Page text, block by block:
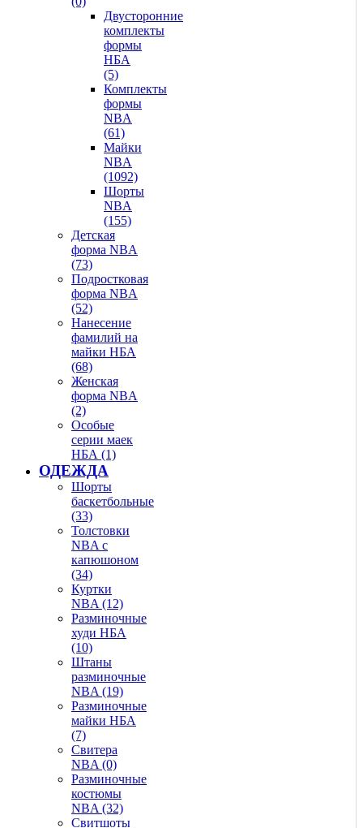
Двусторонние
комплекты
формы
НБА
(5)
Комплекты
формы
NBA
(61)
Майки
NBA
(1092)
Шорты
NBA
(155)
Детская
форма NBA
(73)
Подростковая
форма NBA
(52)
Нанесение
фамилий на
майки НБА
(68)
Женская
форма NBA
(2)
Особые
серии маек
НБА (1)
ОДЕЖДА
Шорты
баскетбольные
(33)
Толстовки
NBA с
капюшоном
(34)
Куртки
NBA (12)
Разминочные
худи НБА
(10)
Штаны
разминочные
NBA (19)
Разминочные
майки НБА
(7)
Свитера
NBA (0)
Разминочные
костюмы
NBA (32)
Свитшоты